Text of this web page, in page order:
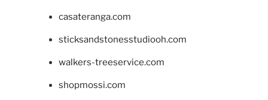
casateranga.com
sticksandstonesstudiooh.com
walkers-treeservice.com
shopmossi.com